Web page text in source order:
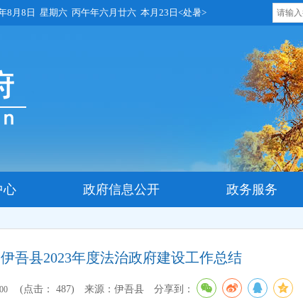
8月8日 星期六 丙午年六月廿六 本月23日<处暑>
心 政府信息公开 政务服务
伊吾县2023年度法治政府建设工作总结
(点击： 487) 来源：伊吾县 分享到：